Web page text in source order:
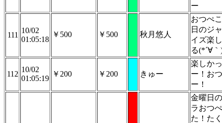
ー
111
10/02
01:05:18
￥500 ￥500 秋月悠人
おつぺ
日のジ
イズ楽
る(*´∀｀
112
10/02
01:05:19
￥200 ￥200 きゅー
楽しか
ー！お
ー！
金曜日
ラおつ
た！た